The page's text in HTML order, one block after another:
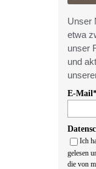
Unser
etwa
unser
und
E-
Ich
gelesen
die von